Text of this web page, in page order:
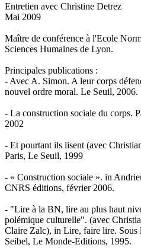
Entretien avec Christine Detrez
Mai 2009
Maître de conférence à l'Ecole
Sciences Humaines de Lyon.
Principales publications :
- Avec A. Simon. A leur corps
nouvel ordre moral. Le Seuil, 2006.
- La construction sociale du corps.
2002
- Et pourtant ils lisent (avec
Paris, Le Seuil, 1999
- « Construction sociale ». in
CNRS éditions, février 2006.
- "Lire à la BN, lire au plus haut
polémique culturelle". (avec
Claire Zalc), in Lire, faire lire. Sous
Seibel, Le Monde-Editions, 1995.